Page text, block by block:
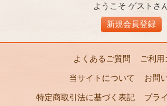
ようこそ ゲストさ
新規会員登録
よくあるご質問 ご利用
当サイトについて お問
特定商取引法に基づく表記 プラ